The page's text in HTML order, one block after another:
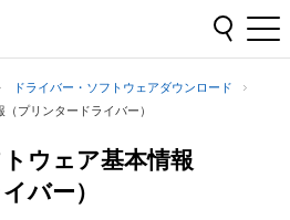
ドライバー・ソフトウェアダウンロード
プリンタードライバー）
ウェア基本情報
バー）